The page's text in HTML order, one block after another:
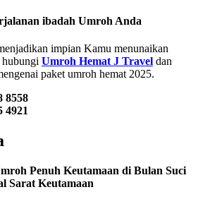
ibadah Umroh Anda
impian Kamu menunaikan
Umroh Hemat J Travel dan
paket umroh hemat 2025.
8558
4921